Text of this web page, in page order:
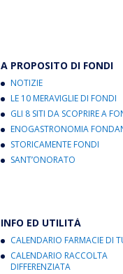
A PROPOSITO DI FONDI
NOTIZIE
LE 10 MERAVIGLIE DI FONDI
GLI 8 SITI DA SCOPRIRE A
ENOGASTRONOMIA
STORICAMENTE FONDI
SANT’ONORATO
INFO ED UTILITÀ
CALENDARIO FARMACIE DI
CALENDARIO RACCOLTA
DIFFERENZIATA